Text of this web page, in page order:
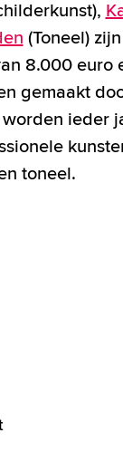
(Toneel)
8.000 euro
gemaakt
ieder
toneel.